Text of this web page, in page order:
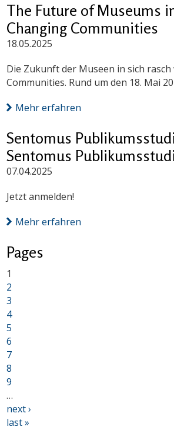
The Future of Museums
Changing Communities
18.05.2025
Die Zukunft der Museen in sich rasch
Communities. Rund um den 18. Mai
Mehr erfahren
Sentomus
Sentomus
07.04.2025
Jetzt anmelden!
Mehr erfahren
Pages
1
2
3
4
5
6
7
8
9
…
next ›
last »